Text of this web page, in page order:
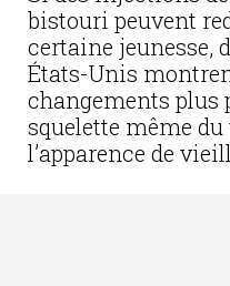
bistouri peuvent
certaine jeunesse,
États-Unis
changements plus
squelette même
l’apparence de